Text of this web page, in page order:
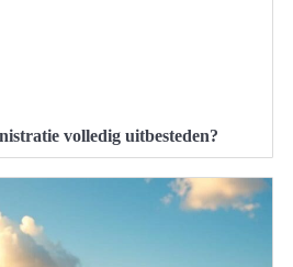
volledig uitbesteden?